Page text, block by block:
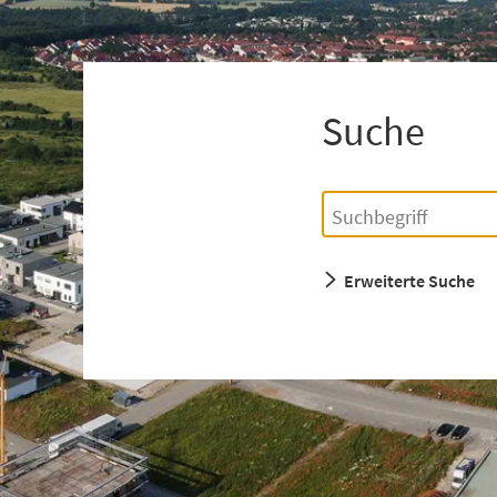
+
1
Suche
Suchbegriff
Erweiterte Suche